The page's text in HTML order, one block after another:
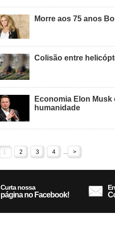
Morre aos 75 anos
Colisão entre
Economia Elon
humanidade
1 2 3 4 ... >
Curta nossa
página no Facebook!